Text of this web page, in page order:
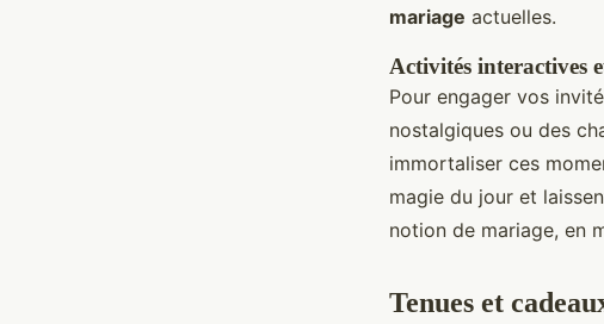
mariage actuelles.
Activités interactives
Pour engager vos
nostalgiques ou des
immortaliser ces
magie du jour et
notion de mariage, en
Tenues et